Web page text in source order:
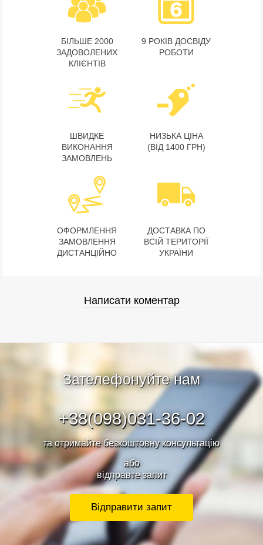
БІЛЬШЕ 2000
ЗАДОВОЛЕНИХ
КЛІЄНТІВ
9 РОКІВ ДОСВІДУ
РОБОТИ
ШВИДКЕ
ВИКОНАННЯ
ЗАМОВЛЕНЬ
НИЗЬКА ЦІНА
(ВІД 1400 ГРН)
ОФОРМЛЕННЯ
ЗАМОВЛЕННЯ
ДИСТАНЦІЙНО
ДОСТАВКА ПО
ВСІЙ ТЕРИТОРІЇ
УКРАЇНИ
Зателефонуйте нам
+38(098)031-36-02
та отримайте безкоштовну консультацію
або
відправте запит
Відправити запит